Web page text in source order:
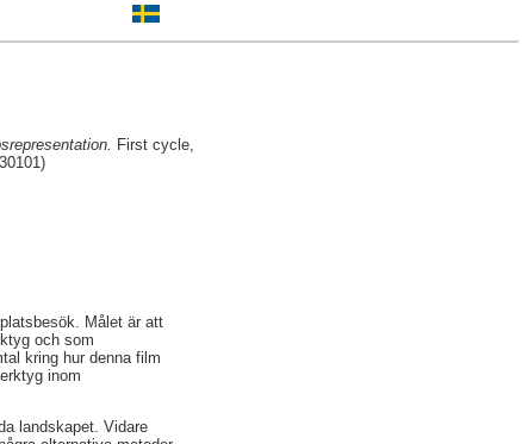
First cycle,
Målet är att
och som
kring hur denna film
inom
landskapet. Vidare